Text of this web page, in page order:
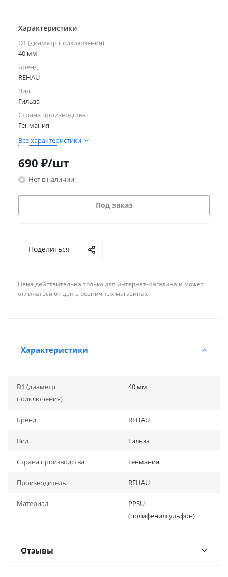
Характеристики
D1 (диаметр подключения)
40 мм
Бренд
REHAU
Вид
Гильза
Страна производства
Генмания
Все характеристики
690 ₽/шт
Нет в наличии
Под заказ
Поделиться
Цена действительна только для интернет-магазина и может
отличаться от цен в розничных магазинах
Характеристики
D1 (диаметр
подключения)
40 мм
Бренд REHAU
Вид Гильза
Страна производства Генмания
Производитель REHAU
Материал
PPSU
(полифенилсульфон)
Отзывы